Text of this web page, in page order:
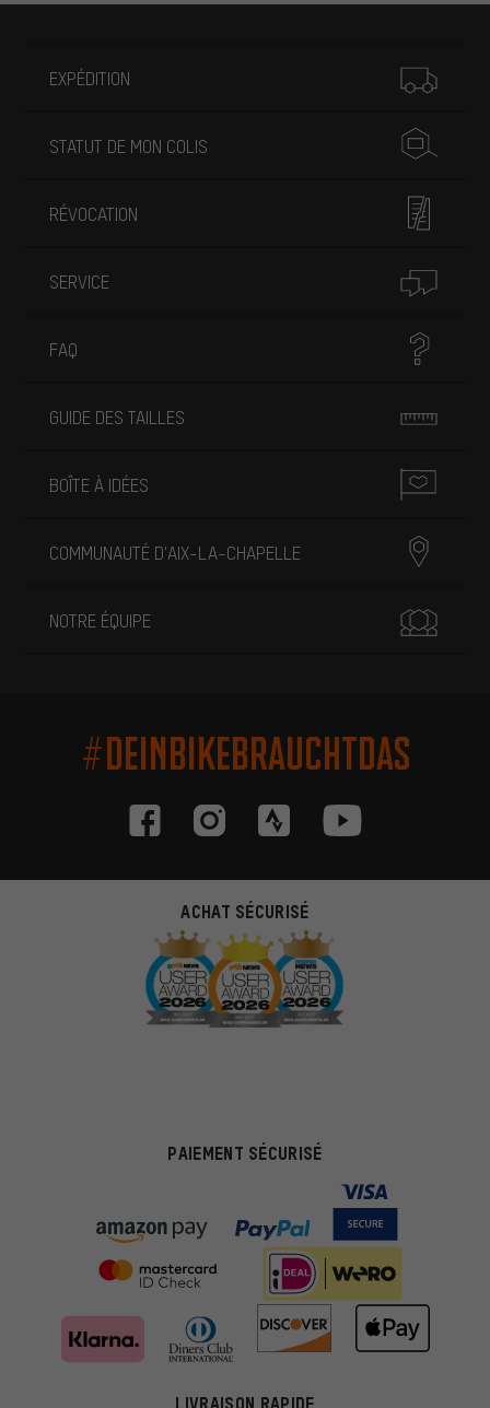
EXPÉDITION
STATUT DE MON COLIS
RÉVOCATION
SERVICE
FAQ
GUIDE DES TAILLES
BOÎTE À IDÉES
COMMUNAUTÉ D'AIX-LA-CHAPELLE
NOTRE ÉQUIPE
#DEINBIKEBRAUCHTDAS
ACHAT SÉCURISÉ
PAIEMENT SÉCURISÉ
Des offres plus adaptées